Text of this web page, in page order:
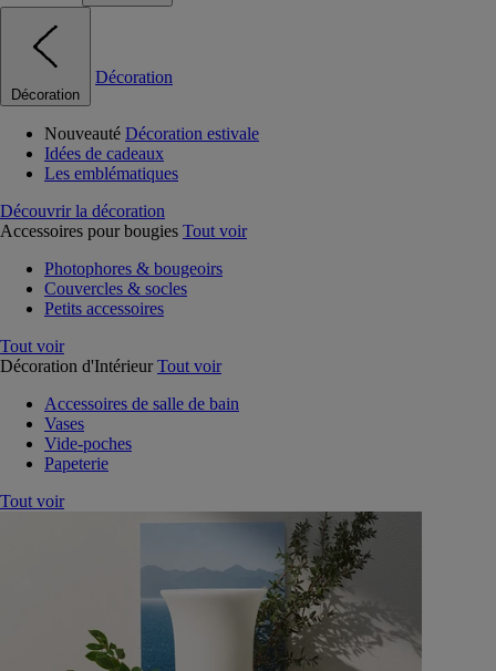
Décoration
Décoration
Nouveauté Décoration estivale
Idées de cadeaux
Les emblématiques
Découvrir la décoration
Accessoires pour bougies Tout voir
Photophores & bougeoirs
Couvercles & socles
Petits accessoires
Tout voir
Décoration d'Intérieur Tout voir
Accessoires de salle de bain
Vases
Vide-poches
Papeterie
Tout voir